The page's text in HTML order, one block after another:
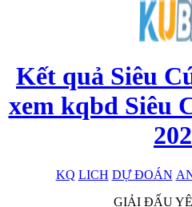
Kết quả Siêu
xem kqbd Siêu
KQ LICH DỰ ĐOÁN
GIẢI ĐẤU